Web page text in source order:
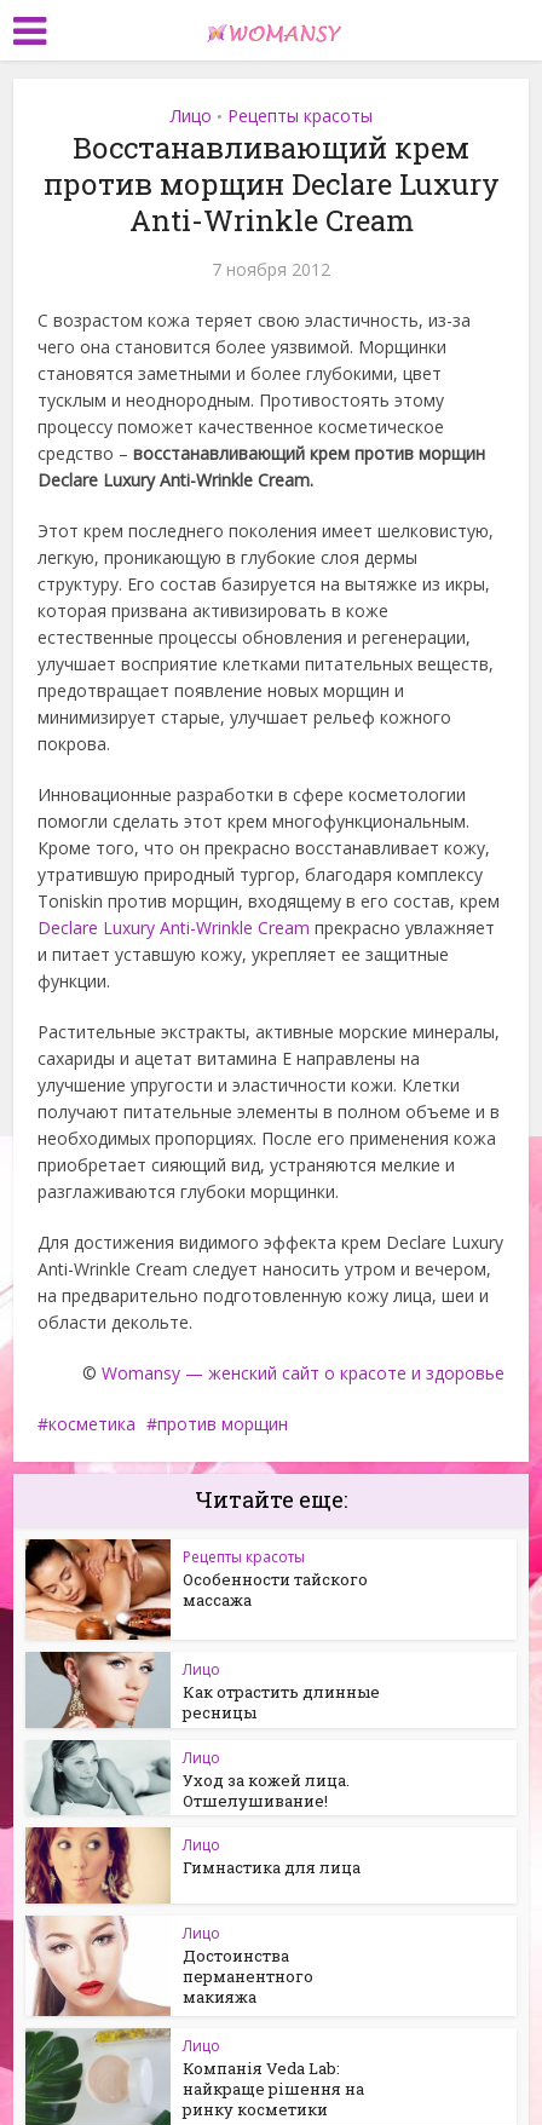
Лицо • Рецепты красоты
Восстанавливающий крем
против морщин Declare Luxury
Anti-Wrinkle Cream
7 ноября 2012
С возрастом кожа теряет свою эластичность, из-за
чего она становится более уязвимой. Морщинки
становятся заметными и более глубокими, цвет
тусклым и неоднородным. Противостоять этому
процессу поможет качественное косметическое
средство – восстанавливающий крем против морщин
Declare Luxury Anti-Wrinkle Cream.
Этот крем последнего поколения имеет шелковистую,
легкую, проникающую в глубокие слоя дермы
структуру. Его состав базируется на вытяжке из икры,
которая призвана активизировать в коже
естественные процессы обновления и регенерации,
улучшает восприятие клетками питательных веществ,
предотвращает появление новых морщин и
минимизирует старые, улучшает рельеф кожного
покрова.
Инновационные разработки в сфере косметологии
помогли сделать этот крем многофункциональным.
Кроме того, что он прекрасно восстанавливает кожу,
утратившую природный тургор, благодаря комплексу
Toniskin против морщин, входящему в его состав, крем
Declare Luxury Anti-Wrinkle Cream прекрасно увлажняет
и питает уставшую кожу, укрепляет ее защитные
функции.
Растительные экстракты, активные морские минералы,
сахариды и ацетат витамина Е направлены на
улучшение упругости и эластичности кожи. Клетки
получают питательные элементы в полном объеме и в
необходимых пропорциях. После его применения кожа
приобретает сияющий вид, устраняются мелкие и
разглаживаются глубоки морщинки.
Для достижения видимого эффекта крем Declare Luxury
Anti-Wrinkle Cream следует наносить утром и вечером,
на предварительно подготовленную кожу лица, шеи и
области декольте.
© Womansy — женский сайт о красоте и здоровье
косметика против морщин
Читайте еще:
Рецепты красоты
Особенности тайского
массажа
Лицо
Как отрастить длинные
ресницы
Лицо
Уход за кожей лица.
Отшелушивание!
Лицо
Гимнастика для лица
Лицо
Достоинства
перманентного
макияжа
Лицо
Компанія Veda Lab:
найкраще рішення на
ринку косметики